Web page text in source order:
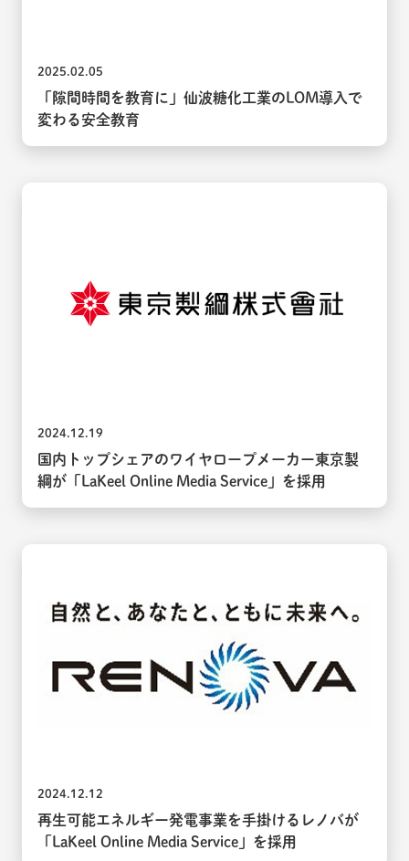
2025.02.05
「隙間時間を教育に」仙波糖化工業のLOM導入で
変わる安全教育
2024.12.19
国内トップシェアのワイヤロープメーカー東京製
綱が「LaKeel Online Media Service」を採用
2024.12.12
再生可能エネルギー発電事業を手掛けるレノバが
「LaKeel Online Media Service」を採用